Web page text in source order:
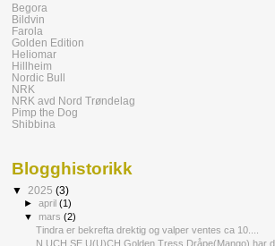
Begora
Bildvin
Farola
Golden Edition
Heliomar
Hillheim
Nordic Bull
NRK
NRK avd Nord Trøndelag
Pimp the Dog
Shibbina
Blogghistorikk
▼ 2025 (3)
►april(1)
▼ mars(2)
Tindra er bekrefta drektig og valper ventes ca 10....
N UCH SE U(U)CH Golden Tress Dråpe(Mango) har